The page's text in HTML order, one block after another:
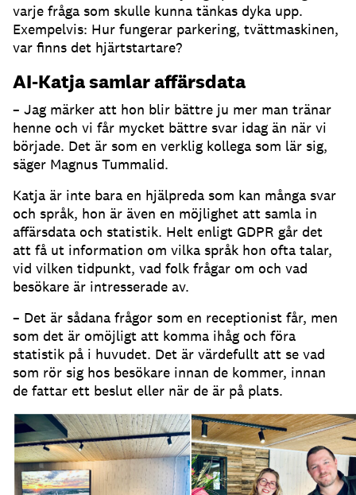
varje fråga som skulle kunna tänkas dyka upp.
Exempelvis: Hur fungerar parkering, tvättmaskinen,
var finns det hjärtstartare?
AI-Katja samlar affärsdata
– Jag märker att hon blir bättre ju mer man tränar
henne och vi får mycket bättre svar idag än när vi
började. Det är som en verklig kollega som lär sig,
säger Magnus Tummalid.
Katja är inte bara en hjälpreda som kan många svar
och språk, hon är även en möjlighet att samla in
affärsdata och statistik. Helt enligt GDPR går det
att få ut information om vilka språk hon ofta talar,
vid vilken tidpunkt, vad folk frågar om och vad
besökare är intresserade av.
– Det är sådana frågor som en receptionist får, men
som det är omöjligt att komma ihåg och föra
statistik på i huvudet. Det är värdefullt att se vad
som rör sig hos besökare innan de kommer, innan
de fattar ett beslut eller när de är på plats.